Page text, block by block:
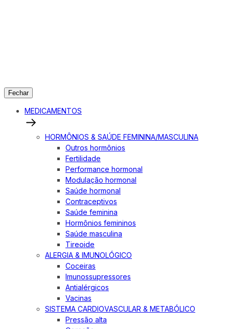
Fechar
MEDICAMENTOS
HORMÔNIOS & SAÚDE FEMININA/MASCULINA
Outros hormônios
Fertilidade
Performance hormonal
Modulação hormonal
Saúde hormonal
Contraceptivos
Saúde feminina
Hormônios femininos
Saúde masculina
Tireoide
ALERGIA & IMUNOLÓGICO
Coceiras
Imunossupressores
Antialérgicos
Vacinas
SISTEMA CARDIOVASCULAR & METABÓLICO
Pressão alta